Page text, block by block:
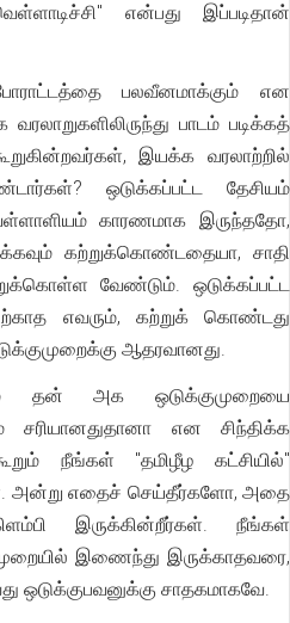
என்பது இப்படிதான்
போராட்டத்தை பலவீனமாக்கும் என
பாடம் படிக்கத்
இயக்க வரலாற்றில்
ஒடுக்கப்பட்ட தேசியம்
காரணமாக இருந்ததோ,
கற்றுக்கொண்டதையா, சாதி
வேண்டும். ஒடுக்கப்பட்ட
எவரும், கற்றுக் கொண்டது
ஆதரவானது.
தன் அக ஒடுக்குமுறையை
சரியானதுதானா என சிந்திக்க
நீங்கள் "தமிழீழ கட்சியில்"
அன்று எதைச் செய்தீர்களோ, அதை
இருக்கின்றீர்கள். நீங்கள்
இணைந்து இருக்காதவரை,
ஒடுக்குபவனுக்கு சாதகமாகவே.